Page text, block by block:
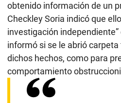
obtenido información de un
Checkley Soria indicó que
investigación
informó si se le abrió
dichos hechos, como para
comportamiento